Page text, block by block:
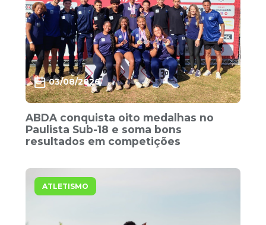
03/08/2026
ABDA conquista oito medalhas no
Paulista Sub-18 e soma bons
resultados em competições
ATLETISMO